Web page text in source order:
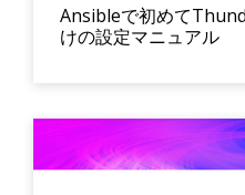
Ansibleで初めて
けの設定マニュアル